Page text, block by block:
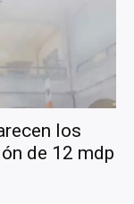
los
de 12 mdp